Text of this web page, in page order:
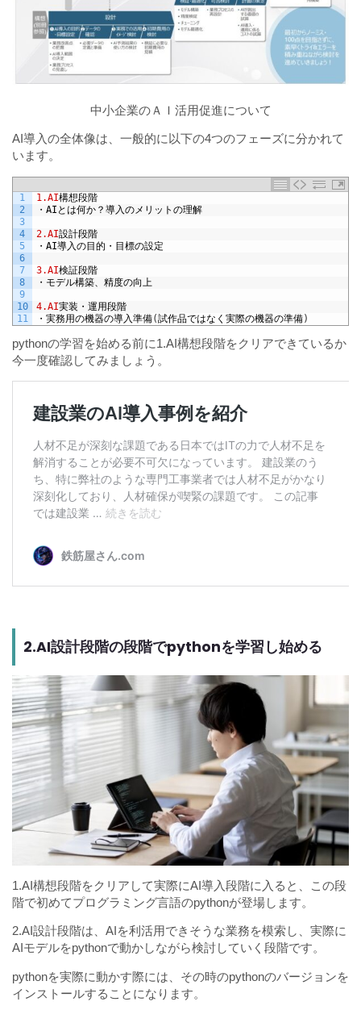
中小企業のＡＩ活用促進について
AI導入の全体像は、一般的に以下の4つのフェーズに分かれて
います。
1
2
3
4
5
6
7
8
9
10
11
1.AI構想段階
・ AI とは何か？導入のメリットの理解
2.AI設計段階
・ AI導入の目的・目標の設定
3.AI検証段階
・モデル構築、精度の向上
4.AI実装・運用段階
・実務用の機器の導入準備(試作品ではなく実際の機器の準備)
pythonの学習を始める前に1.AI構想段階をクリアできているか
今一度確認してみましょう。
2.AI設計段階の段階でpythonを学習し始める
1.AI構想段階をクリアして実際にAI導入段階に入ると、この段
階で初めてプログラミング言語のpythonが登場します。
2.AI設計段階は、AIを利活用できそうな業務を模索し、実際に
AIモデルをpythonで動かしながら検討していく段階です。
pythonを実際に動かす際には、その時のpythonのバージョンを
インストールすることになります。